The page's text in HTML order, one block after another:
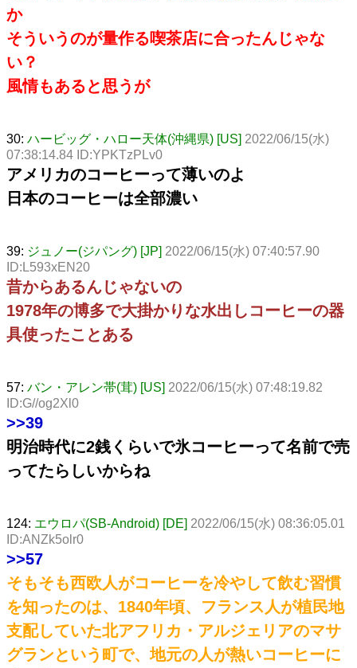
か
そういうのが量作る喫茶店に合ったんじゃな
い？
風情もあると思うが
30: ハービッグ・ハロー天体(沖縄県) [US] 2022/06/15(水)
07:38:14.84 ID:YPKTzPLv0
アメリカのコーヒーって薄いのよ
日本のコーヒーは全部濃い
39: ジュノー(ジパング) [JP] 2022/06/15(水) 07:40:57.90
ID:L593xEN20
昔からあるんじゃないの
1978年の博多で大掛かりな水出しコーヒーの器
具使ったことある
57: バン・アレン帯(茸) [US] 2022/06/15(水) 07:48:19.82
ID:G//og2Xl0
>>39
明治時代に2銭くらいで氷コーヒーって名前で売
ってたらしいからね
124: エウロパ(SB-Android) [DE] 2022/06/15(水) 08:36:05.01
ID:ANZk5olr0
>>57
そもそも西欧人がコーヒーを冷やして飲む習慣
を知ったのは、1840年頃、フランス人が植民地
支配していた北アフリカ・アルジェリアのマサ
グランという町で、地元の人が熱いコーヒーに